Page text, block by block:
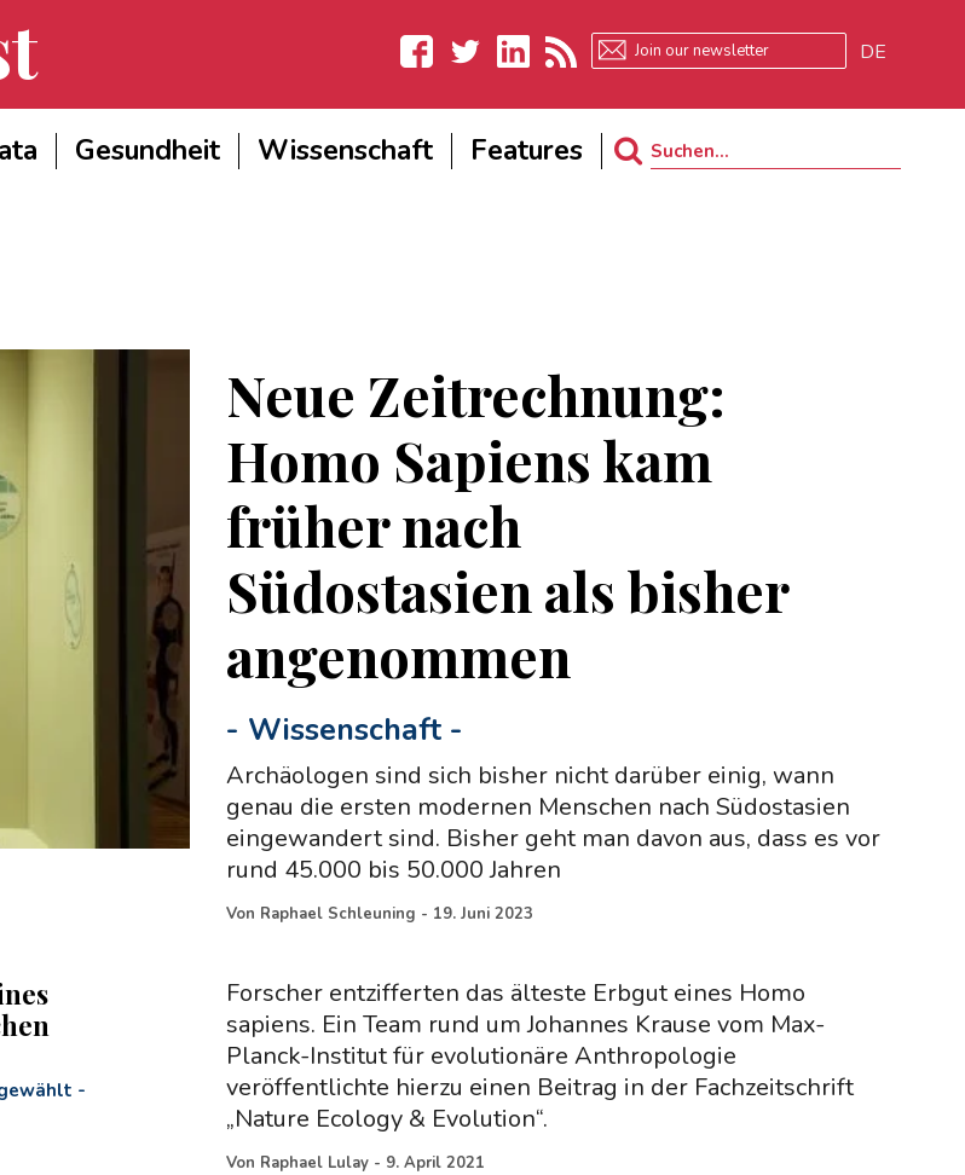
FacebookTwitter
DE
Gesundheit Wissenschaft Features
Search
Neue Zeitrechnung:
Homo Sapiens kam
früher nach
Südostasien als bisher
angenommen
- Wissenschaft -
Archäologen sind sich bisher nicht darüber einig, wann
genau die ersten modernen Menschen nach Südostasien
eingewandert sind. Bisher geht man davon aus, dass es vor
rund 45.000 bis 50.000 Jahren
Von Raphael Schleuning - 19. Juni 2023
-
Forscher entzifferten das älteste Erbgut eines Homo
sapiens. Ein Team rund um Johannes Krause vom Max-
Planck-Institut für evolutionäre Anthropologie
veröffentlichte hierzu einen Beitrag in der Fachzeitschrift
„Nature Ecology & Evolution“.
Von Raphael Lulay - 9. April 2021